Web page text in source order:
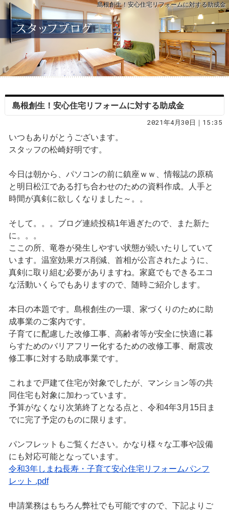
島根創生！安心住宅リフォームに対する助成金
島根創生！安心住宅リフォームに対する助成金
2021年4月30日｜15:35
いつもありがとうございます。
スタッフの松崎好明です。
今日は朝から、パソコンの前に鎮座ｗｗ、情報誌の原稿
と明日松江である打ち合わせのための資料作成。人手と
時間が真剣に欲しくなりました～。。
そして。。。ブログ連続投稿1年過ぎたので、また新た
に。。。
ここの所、竜巻が発生しやすい状態が続いたりしていて
います。温室効果ガス削減、首相が公言されたように、
真剣に取り組む必要がありますね。家庭でもできるエコ
な活動いくらでもありますので、随時ご紹介します。
本日の本題です。島根創生の一環、家づくりのために助
成事業のご案内です。
子育てに配慮した改修工事、高齢者等が安全に快適に暮
らすためのバリアフリー化するための改修工事、耐震改
修工事に対する助成事業です。
これまで戸建て住宅が対象でしたが、マンション等の共
同住宅も対象に加わっています。
予算がなくなり次第終了となる点と、令和4年3月15日ま
でに完了予定のものに限ります。
パンフレットもご覧ください。かなり様々な工事や設備
にも対応可能となっています。
令和3年しまね長寿・子育て安心住宅リフォームパンフ
レット .pdf
申請業務はもちろん弊社でも可能ですので、下記よりご